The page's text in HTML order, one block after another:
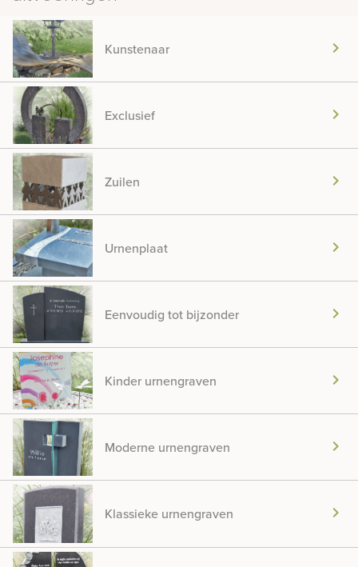
Kunstenaar chevron_right
Exclusief chevron_right
Zuilen chevron_right
Urnenplaat chevron_right
Eenvoudig tot bijzonder chevron_right
Kinder urnengraven chevron_right
Moderne urnengraven chevron_right
Klassieke urnengraven chevron_right